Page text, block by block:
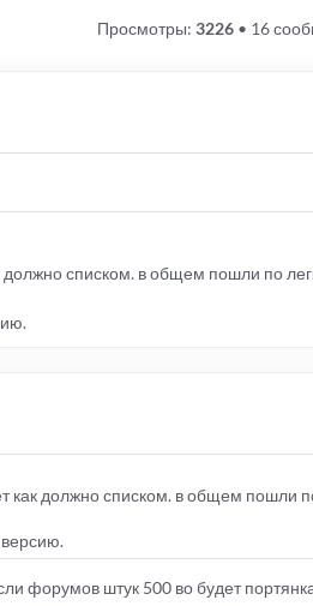
16
Просмотры: 3226•
списком. в общем пошли по
должно списком. в общем пошли
форумов штук 500 во будет